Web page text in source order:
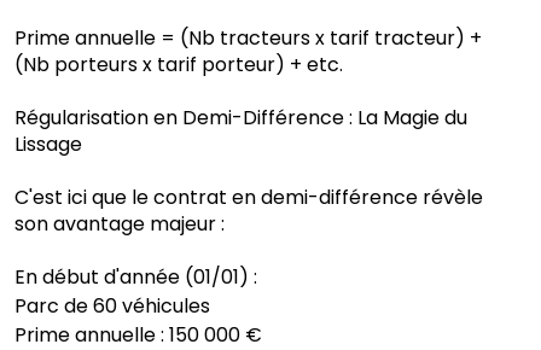
Prime annuelle = (Nb tracteurs x tarif tracteur) +
(Nb porteurs x tarif porteur) + etc.
Régularisation en Demi-Différence : La Magie du
Lissage
C'est ici que le contrat en demi-différence révèle
son avantage majeur :
En début d'année (01/01) :
Parc de 60 véhicules
Prime annuelle : 150 000 €